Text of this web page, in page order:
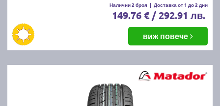
Налични 2 броя | Доставка от 1 до 2 дни
149.76 € / 292.91 лв.
виж повече